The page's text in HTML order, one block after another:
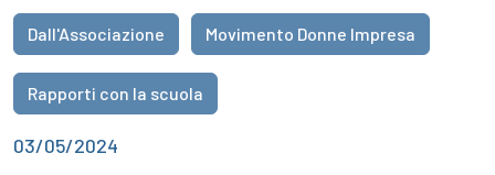
Dall'Associazione Movimento Donne Impresa
Rapporti con la scuola
03/05/2024